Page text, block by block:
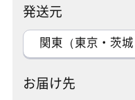
発送元
関東（東京・茨
お届け先